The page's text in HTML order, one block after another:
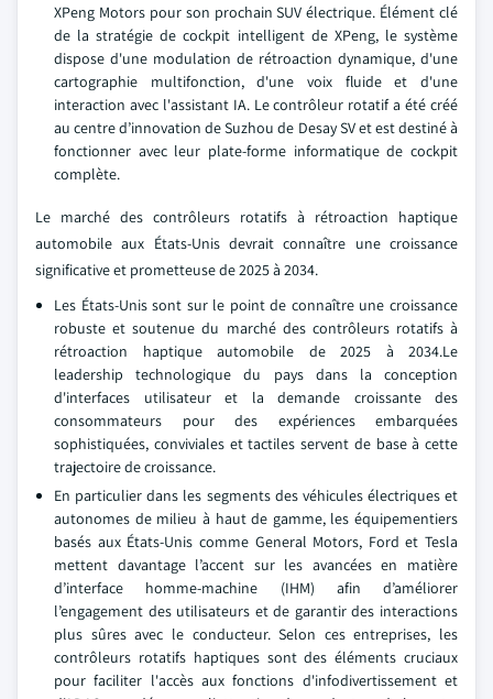
XPeng Motors pour son prochain SUV électrique. Élément clé
de la stratégie de cockpit intelligent de XPeng, le système
dispose d'une modulation de rétroaction dynamique, d'une
cartographie multifonction, d'une voix fluide et d'une
interaction avec l'assistant IA. Le contrôleur rotatif a été créé
au centre d’innovation de Suzhou de Desay SV et est destiné à
fonctionner avec leur plate-forme informatique de cockpit
complète.
Le marché des contrôleurs rotatifs à rétroaction haptique
automobile aux États-Unis devrait connaître une croissance
significative et prometteuse de 2025 à 2034.
Les États-Unis sont sur le point de connaître une croissance
robuste et soutenue du marché des contrôleurs rotatifs à
rétroaction haptique automobile de 2025 à 2034.Le
leadership technologique du pays dans la conception
d'interfaces utilisateur et la demande croissante des
consommateurs pour des expériences embarquées
sophistiquées, conviviales et tactiles servent de base à cette
trajectoire de croissance.
En particulier dans les segments des véhicules électriques et
autonomes de milieu à haut de gamme, les équipementiers
basés aux États-Unis comme General Motors, Ford et Tesla
mettent davantage l’accent sur les avancées en matière
d’interface homme-machine (IHM) afin d’améliorer
l’engagement des utilisateurs et de garantir des interactions
plus sûres avec le conducteur. Selon ces entreprises, les
contrôleurs rotatifs haptiques sont des éléments cruciaux
pour faciliter l'accès aux fonctions d'infodivertissement et